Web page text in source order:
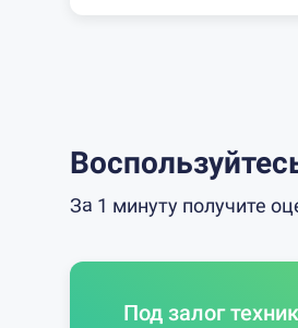
За 1 минуту получите
Под залог